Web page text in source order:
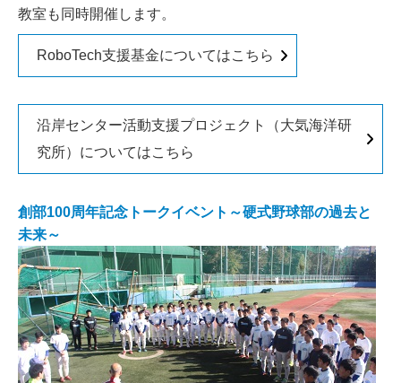
教室も同時開催します。
RoboTech支援基金についてはこちら
沿岸センター活動支援プロジェクト（大気海洋研
究所）についてはこちら
創部100周年記念トークイベント～硬式野球部の過去と
未来～